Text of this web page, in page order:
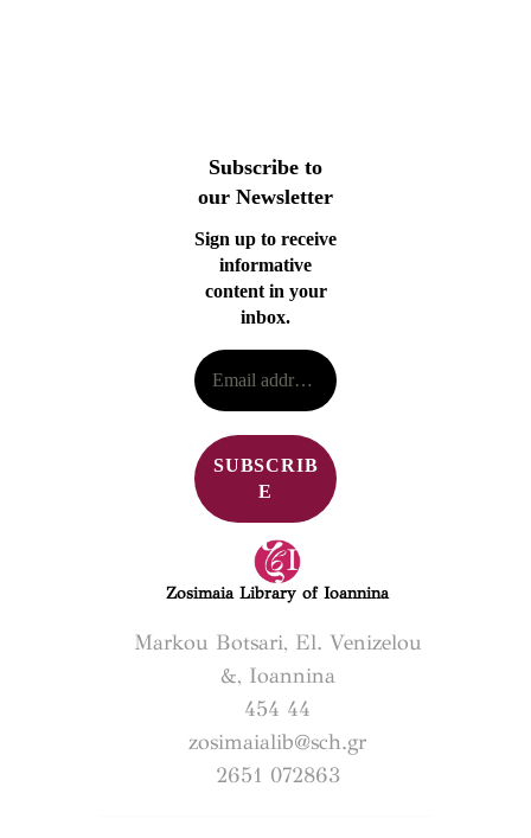
Subscribe to
our Newsletter
Sign up to receive
informative
content in your
inbox.
Zosimaia Library of Ioannina
Markou Botsari, El. Venizelou
&, Ioannina
454 44
zosimaialib@sch.gr
2651 072863